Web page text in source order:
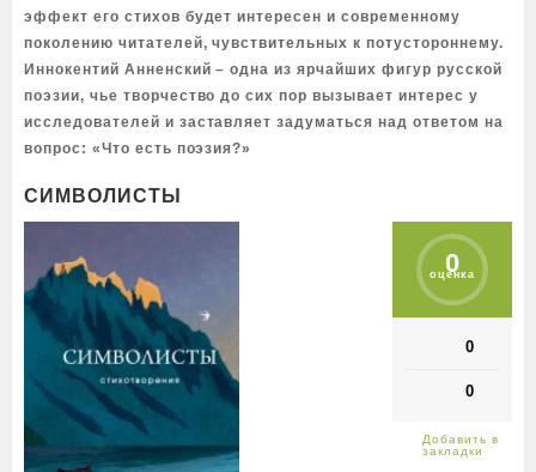
эффект его стихов будет интересен и современному
поколению читателей, чувствительных к потустороннему.
Иннокентий Анненский – одна из ярчайших фигур русской
поэзии, чье творчество до сих пор вызывает интерес у
исследователей и заставляет задуматься над ответом на
вопрос: «Что есть поэзия?»
СИМВОЛИСТЫ
0
оценка
0
0